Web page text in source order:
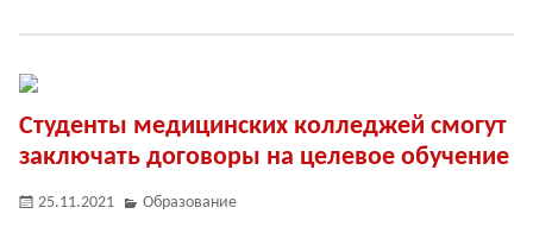
Студенты медицинских колледжей смогут
заключать договоры на целевое обучение
25.11.2021 Образование